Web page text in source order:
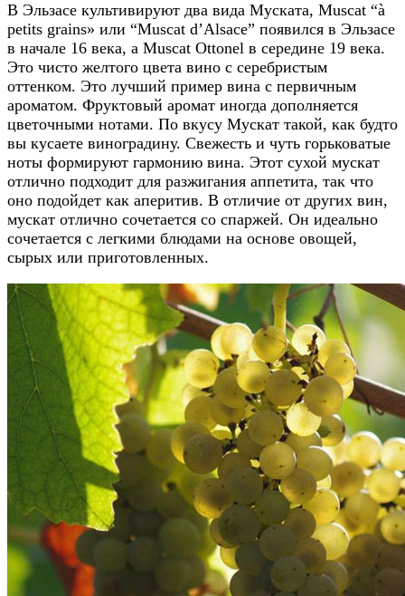
В Эльзасе культивируют два вида Муската, Muscat “à
petits grains» или “Muscat d’Alsace” появился в Эльзасе
в начале 16 века, а Muscat Ottonel в середине 19 века.
Это чисто желтого цвета вино с серебристым
оттенком. Это лучший пример вина с первичным
ароматом. Фруктовый аромат иногда дополняется
цветочными нотами. По вкусу Мускат такой, как будто
вы кусаете виноградину. Свежесть и чуть горьковатые
ноты формируют гармонию вина. Этот сухой мускат
отлично подходит для разжигания аппетита, так что
оно подойдет как аперитив. В отличие от других вин,
мускат отлично сочетается со спаржей. Он идеально
сочетается с легкими блюдами на основе овощей,
сырых или приготовленных.